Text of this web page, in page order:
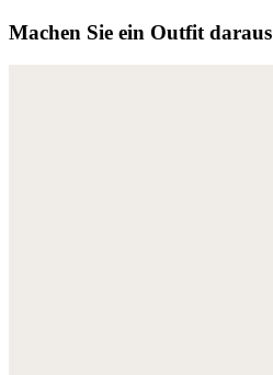
Machen Sie ein Outfit daraus